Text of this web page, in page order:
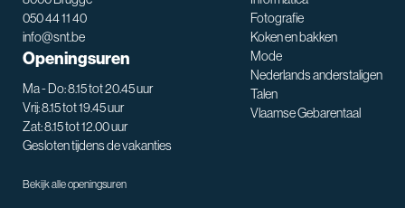
050 44 11 40
info@snt.be
Openingsuren
Ma - Do: 8.15 tot 20.45 uur
Vrij: 8.15 tot 19.45 uur
Zat: 8.15 tot 12.00 uur
Gesloten tijdens de vakanties
Bekijk alle openingsuren
Fotografie
Koken en bakken
Mode
Nederlands anderstaligen
Talen
Vlaamse Gebarentaal